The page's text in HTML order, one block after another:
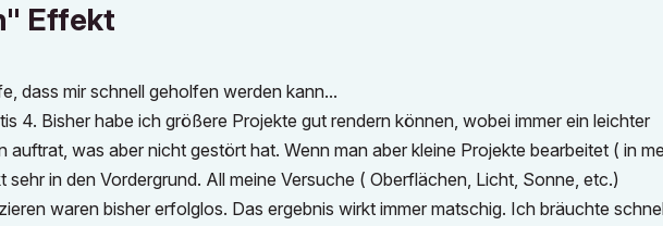
Effekt
dass mir schnell geholfen werden kann...
4. Bisher habe ich größere Projekte gut rendern können, wobei immer ein leichter
was aber nicht gestört hat. Wenn man aber kleine Projekte bearbeitet ( in
sehr in den Vordergrund. All meine Versuche ( Oberflächen, Licht, Sonne, etc.)
waren bisher erfolglos. Das ergebnis wirkt immer matschig. Ich bräuchte